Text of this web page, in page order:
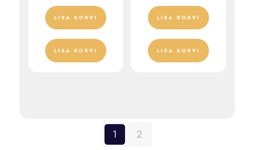
LISA KORVI
LISA KORVI
LISA KORVI
LISA KORVI
1 2